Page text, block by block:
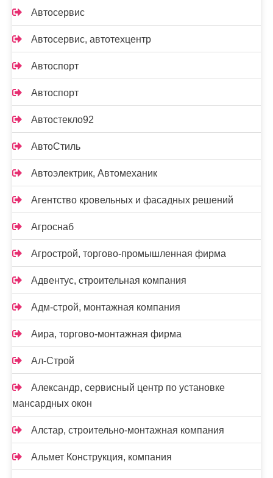
Автосервис
Автосервис, автотехцентр
Автоспорт
Автоспорт
Автостекло92
АвтоСтиль
Автоэлектрик, Автомеханик
Агентство кровельных и фасадных решений
Агроснаб
Агрострой, торгово-промышленная фирма
Адвентус, строительная компания
Адм-строй, монтажная компания
Аира, торгово-монтажная фирма
Ал-Строй
Александр, сервисный центр по установке
мансардных окон
Алстар, строительно-монтажная компания
Альмет Конструкция, компания